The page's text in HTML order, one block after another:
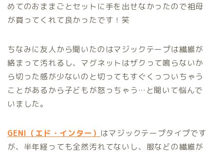
めてのおままごとセットに手を出せなかったので祖母
が買ってくれて良かったです！笑
ちなみに友人から聞いたのはマジックテープは繊維が
絡まって汚れるし、マグネットはザクって鳴らないか
ら切った感が少ないのと切ってもすぐくっついちゃう
ことがあるから子どもが怒っちゃう…と聞いて悩んで
いました。
GENI（エド・インター） はマジックテープタイプです
が、半年経っても全然汚れてないし、服などの繊維が